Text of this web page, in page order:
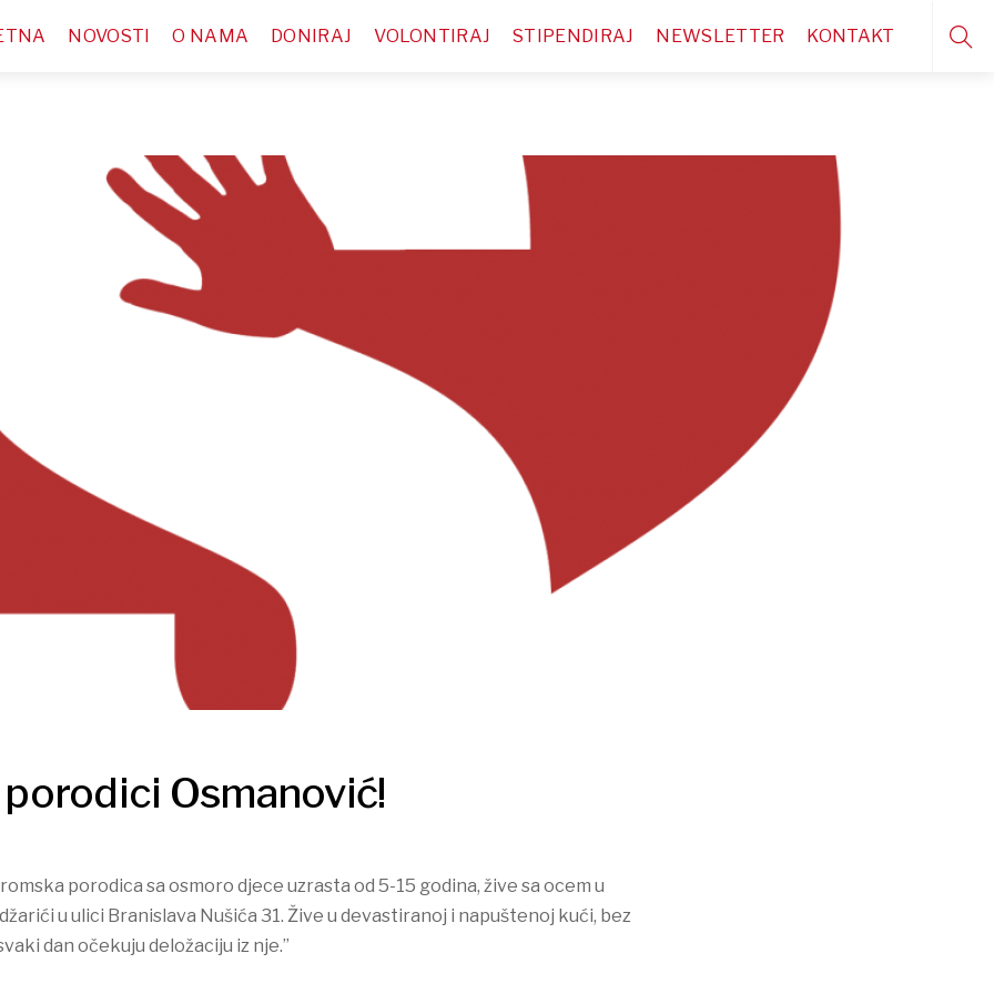
NOVOSTI O NAMA DONIRAJ VOLONTIRAJ STIPENDIRAJ NEWSLETTER KONTAKT
Osmanović!
porodica sa osmoro djece uzrasta od 5-15 godina, žive sa ocem u
u ulici Branislava Nušića 31. Žive u devastiranoj i napuštenoj kući, bez
dan očekuju deložaciju iz nje.”